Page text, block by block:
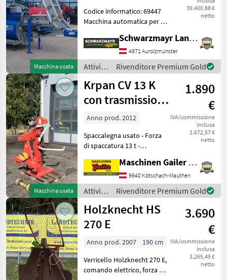
Macchina usata
39.400,88 €
netto
Codice informatico: 69447
Macchina automatica per il
ore di funzionamento -
anno di costruzione 2020 -
con telaio - con nastro
trasp
Schwarzmayr Landtechnik GmbH - Aurolzmünster
4971 Aurolzmünster
Attività
forestali
e
lavorazione
del
legno /
Rivenditore Premium Gold
Macchina usata
Krpan CV 13 K
con trasmissione
a presa di forza
1.890
€
IVA/commissione
inclusa
1.672,57 €
netto
Anno prod. 2012
Spaccalegna usato - Forza
di spaccatura 13 t -
110 cm - Azionamento
tramite presa di forza -
Albero cardanico -
Sollevatore meccanico pe
Maschinen Gailer GmbH
9640 Kötschach-Mauthen
Attività
forestali
e
lavorazione
del
legno /
Rivenditore Premium Gold
Holzknecht HS
270 E
3.690
€
IVA/commissione
inclusa
3.265,49 €
netto
Anno prod. 2007
190 cm
Verricello Holzknecht 270 E,
comando elettrico, forza di